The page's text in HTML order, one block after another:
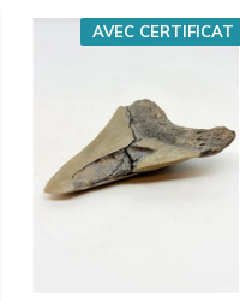
AVEC CERTIFICAT